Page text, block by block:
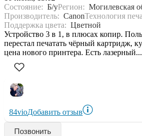
Состояние: Б/уРегион: Могилевская
Производитель: CanonТехнология
Поддержка цвета: Цветной
Устройство 3 в 1, в плюсах копир.
перестал печатать чёрный картридж,
цена нового принтера. Есть лазерный...
84vioДобавить отзыв
Позвонить